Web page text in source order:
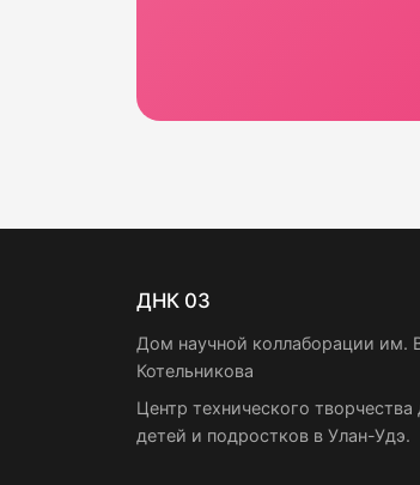
ДНК 03
Дом научной коллаборации им.
Котельникова
Центр технического творчества
детей и подростков в Улан-Удэ.